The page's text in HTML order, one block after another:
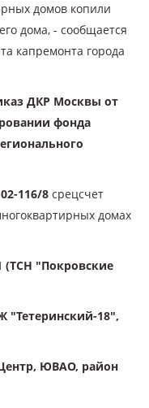
домов копили
дома, - сообщается
капремонта города
ДКР Москвы от
фонда
116/8 срецсчет
домах
(ТСН "Покровские
"Тетеринский-18",
ЮВАО, район